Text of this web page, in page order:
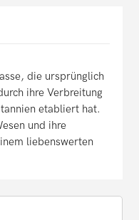
die ursprünglich
ihre Verbreitung
etabliert hat.
und ihre
liebenswerten